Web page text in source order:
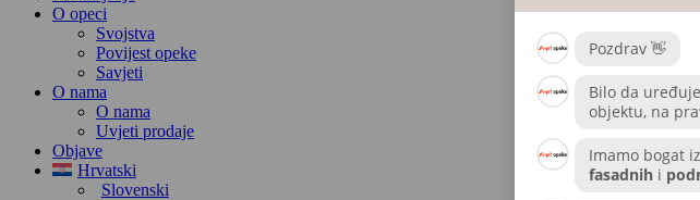
O opeci
Svojstva
Povijest opeke
Savjeti
O nama
O nama
Uvjeti prodaje
Objave
Hrvatski
Slovenski